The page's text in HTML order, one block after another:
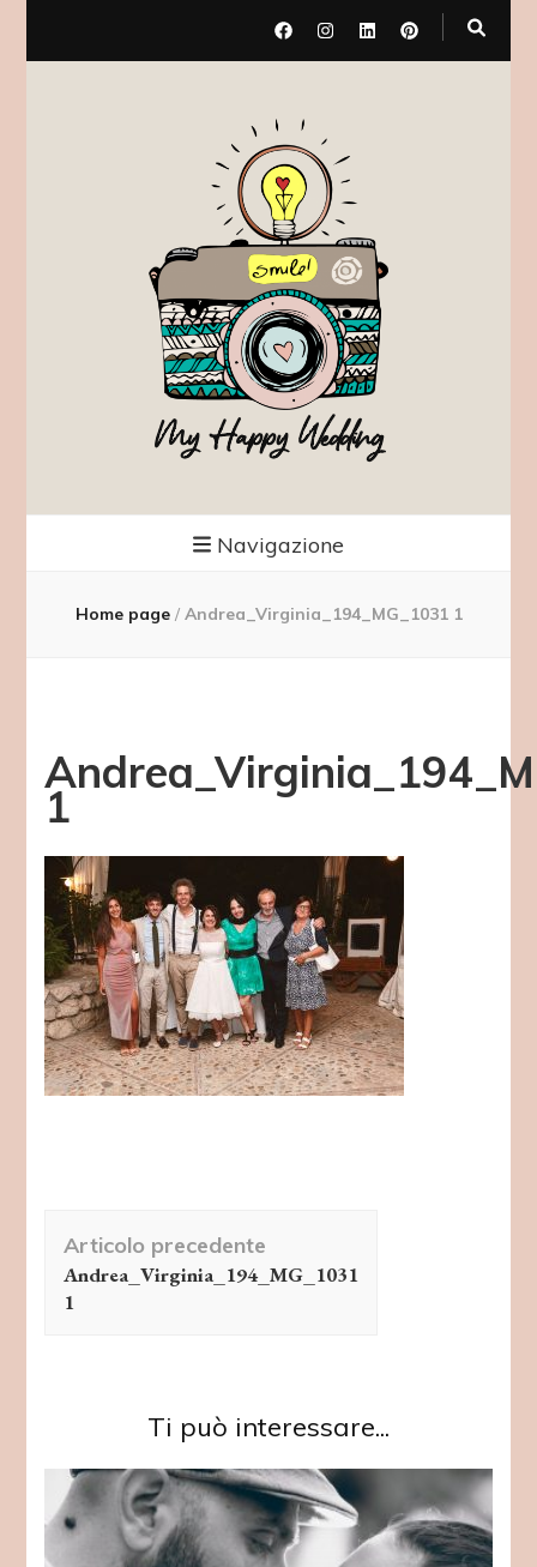
My Happy Wedding
Navigazione
Home page / Andrea_Virginia_194_MG_1031 1
1
articolo
Articolo precedente
Andrea_Virginia_194_MG_1031
1
Ti può interessare...